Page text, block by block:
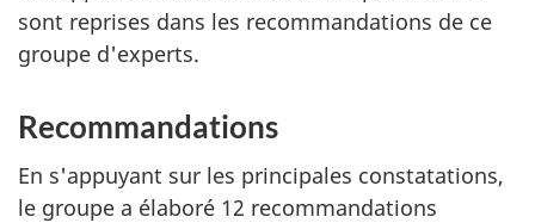
sont reprises dans les recommandations de ce
groupe d'experts.
Recommandations
En s'appuyant sur les principales constatations,
le groupe a élaboré 12 recommandations